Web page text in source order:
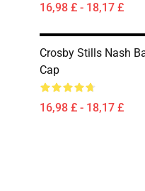
16,98 £ - 18,17 £
Crosby Stills Nash
Cap
16,98 £ - 18,17 £